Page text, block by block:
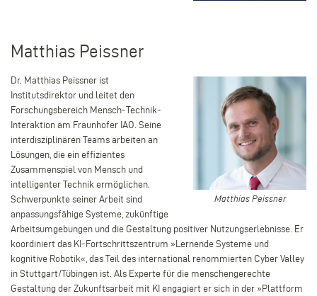
Matthias Peissner
MatthiasMatthias Peissner
Dr. Matthias Peissner ist
Institutsdirektor und leitet den
Forschungsbereich Mensch-Technik-
Interaktion am Fraunhofer IAO. Seine
interdisziplinären Teams arbeiten an
Lösungen, die ein effizientes
Zusammenspiel von Mensch und
intelligenter Technik ermöglichen.
Schwerpunkte seiner Arbeit sind
anpassungsfähige Systeme, zukünftige
Arbeitsumgebungen und die Gestaltung positiver Nutzungserlebnisse. Er
koordiniert das KI-Fortschrittszentrum »Lernende Systeme und
kognitive Robotik«, das Teil des international renommierten Cyber Valley
in Stuttgart/Tübingen ist. Als Experte für die menschengerechte
Gestaltung der Zukunftsarbeit mit KI engagiert er sich in der »Plattform